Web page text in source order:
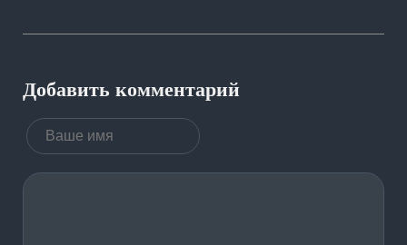
Добавить комментарий